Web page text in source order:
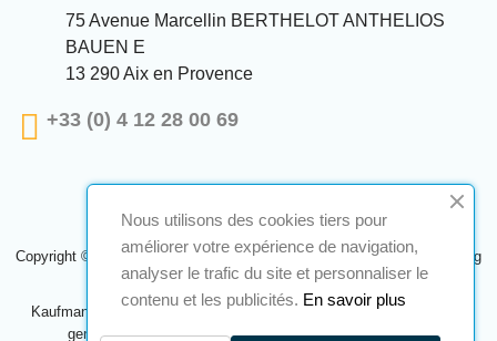
75 Avenue Marcellin BERTHELOT ANTHELIOS
BAUEN E
13 290 Aix en Provence
+33 (0) 4 12 28 00 69
Copyright © 2024 A2S ATEX. Alle Rechte vorbehalten. Eine Realisierung
Navilog
Kaufmann, der von der offensichtlichen Meinung des Unternehmens
genehmigt wurde,Klicken Sie hier, um es zu überprüfen.
Nous utilisons des cookies tiers pour
améliorer votre expérience de navigation,
analyser le trafic du site et personnaliser le
contenu et les publicités. En savoir plus